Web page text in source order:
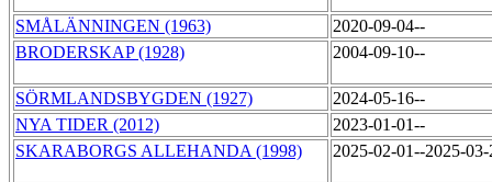
SMÅLÄNNINGEN (1963)
2020-09-04--
BRODERSKAP (1928)
2004-09-10--
SÖRMLANDSBYGDEN (1927)
2024-05-16--
NYA TIDER (2012)
2023-01-01--
SKARABORGS ALLEHANDA (1998)
2025-02-01--2025-